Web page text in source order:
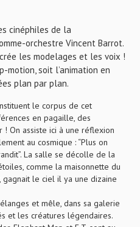
cinéphiles de la
orchestre Vincent Barrot.
les modelages et les voix !
motion, soit l’animation en
plan par plan.
le corpus de cet
en pagaille, des
! On assiste ici à une réflexion
au cosmique : “Plus on
La salle se décolle de la
comme la maisonnette du
gagnait le ciel il ya une dizaine
et mêle, dans sa galerie
et les créatures légendaires.